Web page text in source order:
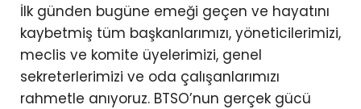
İlk günden bugüne emeği geçen ve hayatını
kaybetmiş tüm başkanlarımızı, yöneticilerimizi,
meclis ve komite üyelerimizi, genel
sekreterlerimizi ve oda çalışanlarımızı
rahmetle anıyoruz. BTSO’nun gerçek gücü